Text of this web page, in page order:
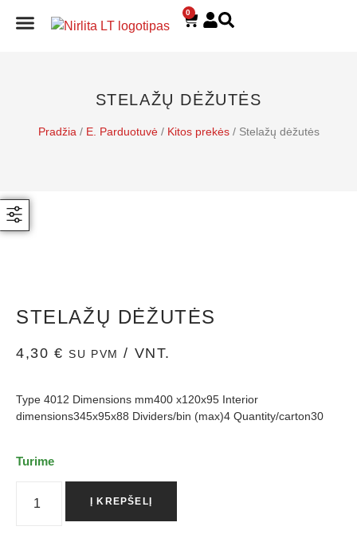
0
STELAŽŲ DĖŽUTĖS
Pradžia / E. Parduotuvė/ Kitos prekės/ Stelažų dėžutės
STELAŽŲ DĖŽUTĖS
4,30 € SU PVM / VNT.
Type 4012 Dimensions mm400 x120x95 Interior
dimensions345x95x88 Dividers/bin (max)4 Quantity/carton30
Turime
Į KREPŠELĮ